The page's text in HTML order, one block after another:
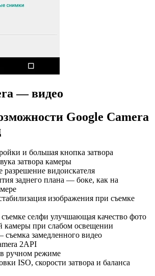
— видео
Google Camera
и большая кнопка затвора
затвора камеры
видоискателя
заднего плана — боке, как на
изображения при съемке
селфи улучшающая качество фото
камеры при слабом освещении
замедленного видео
2API
ручном режиме
ISO, скорости затвора и баланса